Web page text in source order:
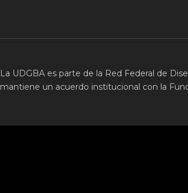
La UDGBA es parte de la Red Federal de
mantiene un acuerdo institucional con la